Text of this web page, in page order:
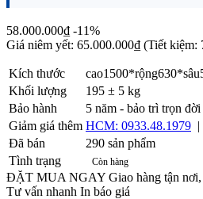
58.000.000₫ -11%
Giá niêm yết: 65.000.000₫ (Tiết kiệm:
Kích thước
Khối lượng
195 ± 5 kg
Bảo hành
5 năm - bảo trì trọn đời
Giảm giá thêm HCM: 0933.48.1979 |
Đã bán
290 sản phẩm
Tình trạng
Còn hàng
ĐẶT MUA NGAY Giao hàng tận
Tư vấn nhanh In báo giá